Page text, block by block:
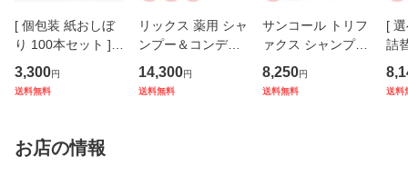
[ 個包装 紙おしぼ
り 100本セット ] V
Bアロマプレミア
ム FSX 選べる5種
ンダー ローズ ベル
ガモット
3,300円
送料無料
リックス 薬用 シャ
ンプー＆コンディ
ショナー 選べる セ
ット / 800ｍL+800
14,300円
送料無料
サンコール トリフ
ァクス シャンプー
＆トリートメント
詰替え用 セット 1
8,250円
送料無料
[
詰
リ
ュ
送料
お店の情報